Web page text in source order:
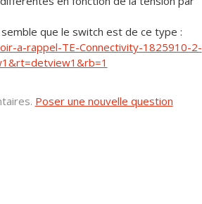
que le switch est de ce type :
a-rappel-TE-Connectivity-1825910-2-
Poser une nouvelle question